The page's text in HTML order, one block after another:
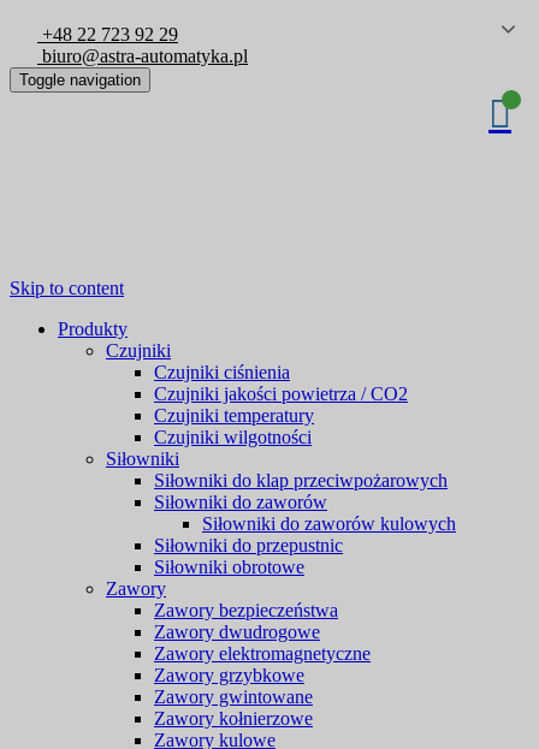
+48 22 723 92 29
biuro@astra-automatyka.pl
Toggle navigation
Skip to content
Produkty
Czujniki
Czujniki ciśnienia
Czujniki jakości powietrza / CO2
Czujniki temperatury
Czujniki wilgotności
Siłowniki
Siłowniki do klap przeciwpożarowych
Siłowniki do zaworów
Siłowniki do zaworów kulowych
Siłowniki do przepustnic
Siłowniki obrotowe
Zawory
Zawory bezpieczeństwa
Zawory dwudrogowe
Zawory elektromagnetyczne
Zawory grzybkowe
Zawory gwintowane
Zawory kołnierzowe
Zawory kulowe